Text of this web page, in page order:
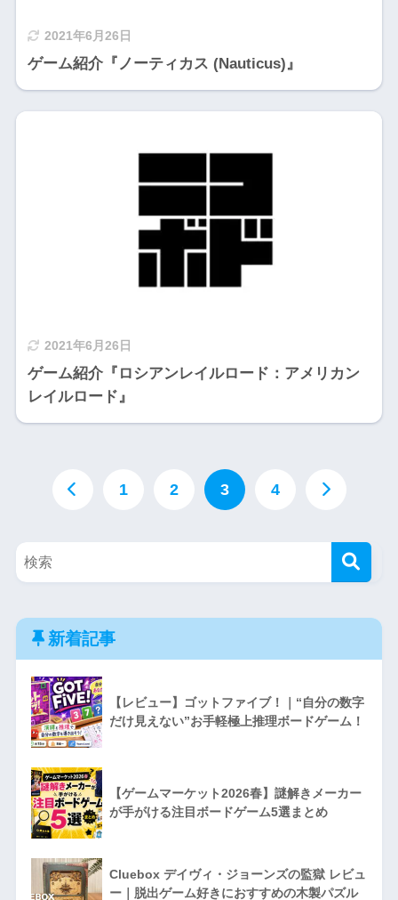
2021年6月26日
ゲーム紹介『ノーティカス (Nauticus)』
2021年6月26日
ゲーム紹介『ロシアンレイルロード：アメリカン
レイルロード』
1 2 3 4
新着記事
【レビュー】ゴットファイブ！｜“自分の数字
だけ見えない”お手軽極上推理ボードゲーム！
【ゲームマーケット2026春】謎解きメーカー
が手がける注目ボードゲーム5選まとめ
Cluebox デイヴィ・ジョーンズの監獄 レビュ
ー｜脱出ゲーム好きにおすすめの木製パズル